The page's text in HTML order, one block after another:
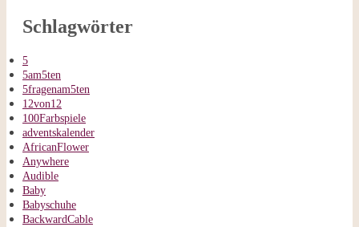
Schlagwörter
5
5am5ten
5fragenam5ten
12von12
100Farbspiele
adventskalender
AfricanFlower
Anywhere
Audible
Baby
Babyschuhe
BackwardCable